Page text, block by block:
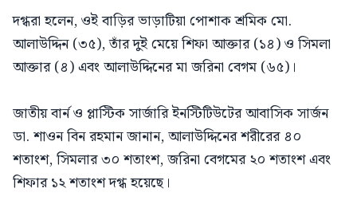
দগ্ধরা হলেন, ওই বাড়ির ভাড়াটিয়া পোশাক শ্রমিক মো.
আলাউদ্দিন (৩৫), তাঁর দুই মেয়ে শিফা আক্তার (১৪) ও সিমলা
আক্তার (৪) এবং আলাউদ্দিনের মা জরিনা বেগম (৬৫)।
জাতীয় বার্ন ও প্লাস্টিক সার্জারি ইনস্টিটিউটের আবাসিক সার্জন
ডা. শাওন বিন রহমান জানান, আলাউদ্দিনের শরীরের ৪০
শতাংশ, সিমলার ৩০ শতাংশ, জরিনা বেগমের ২০ শতাংশ এবং
শিফার ১২ শতাংশ দগ্ধ হয়েছে।